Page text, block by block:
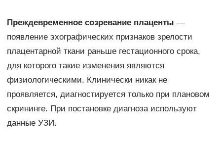
Преждевременное созревание плаценты —
появление эхографических признаков зрелости
плацентарной ткани раньше гестационного срока,
для которого такие изменения являются
физиологическими. Клинически никак не
проявляется, диагностируется только при плановом
скрининге. При постановке диагноза используют
данные УЗИ.